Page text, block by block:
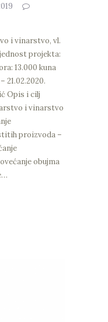
i vinarstvo, vl.
projekta:
13.000 kuna
21.02.2020.
Opis i cilj
i vinarstvo
proizvoda –
obujma